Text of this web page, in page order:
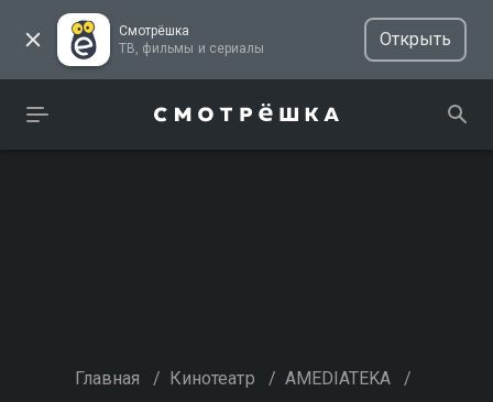
Смотрёшка
ТВ, фильмы и сериалы
Открыть
Главная / Кинотеатр / AMEDIATEKA /